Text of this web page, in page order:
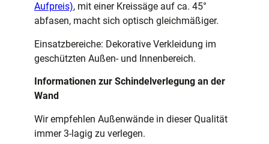
Aufpreis), mit einer Kreissäge auf ca. 45°
abfasen, macht sich optisch gleichmäßiger.
Einsatzbereiche: Dekorative Verkleidung im
geschützten Außen- und Innenbereich.
Informationen zur Schindelverlegung an der
Wand
Wir empfehlen Außenwände in dieser Qualität
immer 3-lagig zu verlegen.